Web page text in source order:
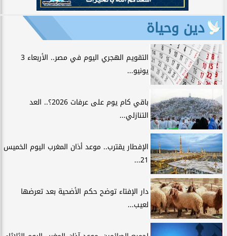
دين وحياة
التقويم الهجري اليوم في مصر.. الأربعاء 3
يونيو...
باقي كام يوم على عرفات 2026؟.. العد
التنازلي...
الإفطار يقترب.. موعد أذان المغرب اليوم الخميس
21...
دار الإفتاء توضح حكم الأضحية بعد تعرضها
لعيب...